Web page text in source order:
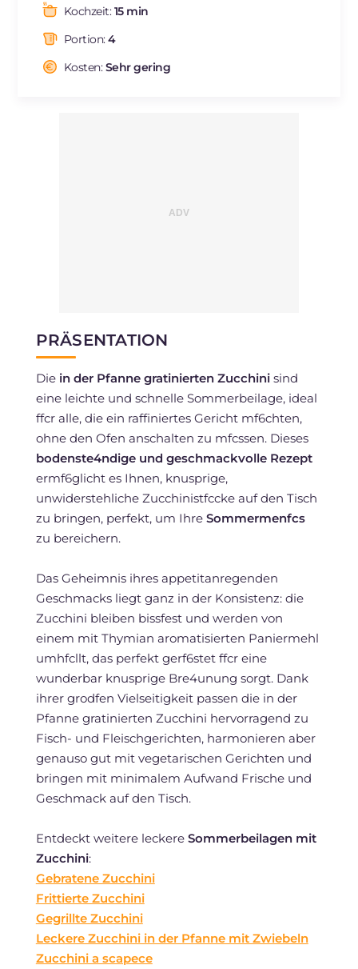
BR
Kochzeit:15 min
Portion:4
Kosten:Sehr gering
PRÄSENTATION
Die in der Pfanne gratinierten Zucchinisind
eine leichte und schnelle Sommerbeilage, ideal
ffcr alle, die ein raffiniertes Gericht mf6chten,
ohne den Ofen anschalten zu mfcssen. Dieses
bodenste4ndige und geschmackvolle Rezept
ermf6glicht es Ihnen, knusprige,
unwiderstehliche Zucchinistfccke auf den Tisch
zu bringen, perfekt, um Ihre Sommermenfcs
zu bereichern.
Das Geheimnis ihres appetitanregenden
Geschmacks liegt ganz in der Konsistenz: die
Zucchini bleiben bissfest und werden von
einem mit Thymian aromatisierten Paniermehl
umhfcllt, das perfekt gerf6stet ffcr eine
wunderbar knusprige Bre4unung sorgt. Dank
ihrer grodfen Vielseitigkeit passen die in der
Pfanne gratinierten Zucchini hervorragend zu
Fisch- und Fleischgerichten, harmonieren aber
genauso gut mit vegetarischen Gerichten und
bringen mit minimalem Aufwand Frische und
Geschmack auf den Tisch.
Entdeckt weitere leckere Sommerbeilagen mit
Zucchini:
Gebratene Zucchini
Frittierte Zucchini
Gegrillte Zucchini
Leckere Zucchini in der Pfanne mit Zwiebeln
Zucchini a scapece